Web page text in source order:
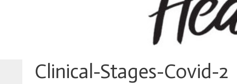
Clinical-Stages-Covid-2